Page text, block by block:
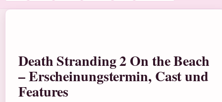
Death Stranding 2 On the Beach
– Erscheinungstermin, Cast und
Features